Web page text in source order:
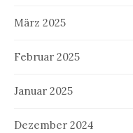
März 2025
Februar 2025
Januar 2025
Dezember 2024